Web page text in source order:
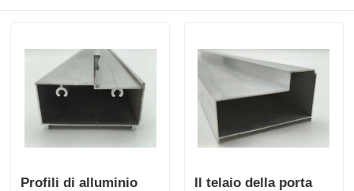
Profili di alluminio
Il telaio della porta